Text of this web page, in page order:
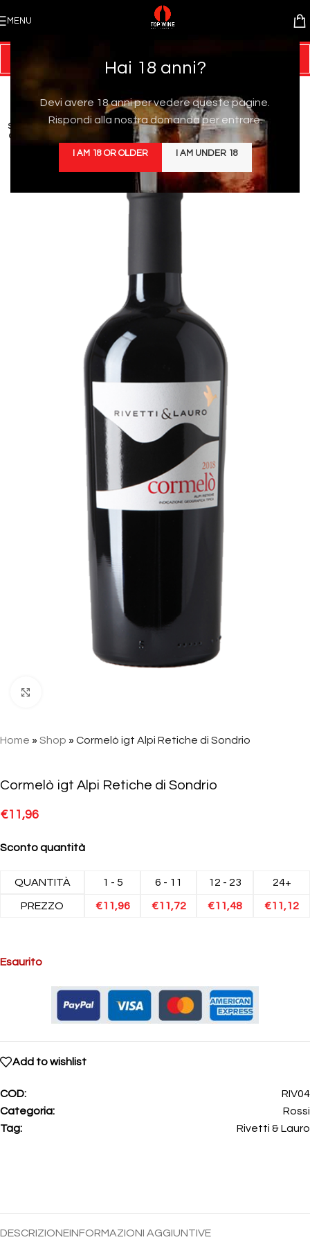
Hai 18 anni?
Devi avere 18 anni per vedere queste pagine.
Rispondi alla nostra domanda per entrare.
I AM 18 OR OLDER I AM UNDER 18
MENU
SOLD
OUT
Home » Shop » Cormelò igt Alpi Retiche di Sondrio
Cormelò igt Alpi Retiche di Sondrio
€11,96
Sconto quantità
QUANTITÀ 1 - 5 6 - 11 12 - 23 24+
PREZZO €11,96 €11,72 €11,48 €11,12
Esaurito
Add to wishlist
COD:
RIV04
Categoria:
Rossi
Tag:
Rivetti & Lauro
DESCRIZIONEINFORMAZIONI AGGIUNTIVE